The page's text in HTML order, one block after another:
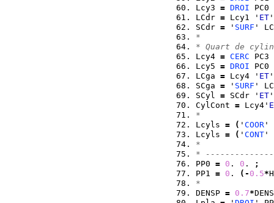
Lcy3 = DROI
LCdr = Lcy1 ' ET
SCdr = ' SURF '
*
* Quart de
Lcy4 = CERC
Lcy5 = DROI
LCga = Lcy4 ' ET
SCga = ' SURF '
SCyl = SCdr ' ET
CylCont = Lcy4'
*
Lcyls = ( ' COOR '
Lcyls = ( ' CONT '
*
*
PP0 = 0 . 0 .
;
PP1 = 0 . ( - 0.5*
*
DENSP = 0.7*